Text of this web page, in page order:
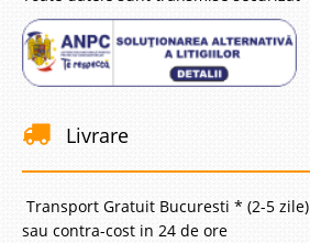
Livrare
Transport Gratuit Bucuresti * (2-5 zile)
sau contra-cost in 24 de ore